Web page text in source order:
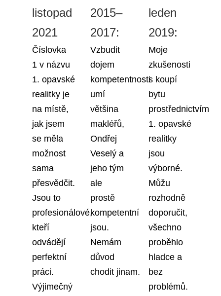
listopad
2021
Číslovka
1 v názvu
1. opavské
realitky je
na místě,
jak jsem
se měla
možnost
sama
přesvědčit.
Jsou to
profesionálové,
kteří
odvádějí
perfektní
práci.
Výjimečný
2015–
2017:
Vzbudit
dojem
kompetentnosti
umí
většina
makléřů,
Ondřej
Veselý a
jeho tým
ale
prostě
kompetentní
jsou.
Nemám
důvod
chodit jinam.
leden
2019:
Moje
zkušenosti
s koupí
bytu
prostřednictvím
1. opavské
realitky
jsou
výborné.
Můžu
rozhodně
doporučit,
všechno
proběhlo
hladce a
bez
problémů.